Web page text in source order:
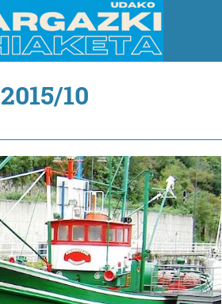
2015/10